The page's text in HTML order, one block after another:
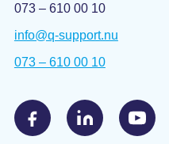
073 – 610 00 10
info@q-support.nu
073 – 610 00 10